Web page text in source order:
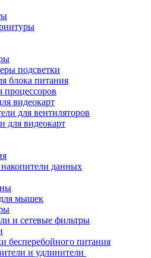
подсветки
блока питания
процессоров
видеокарт
для вентиляторов
для видеокарт
данных
мышек
и сетевые фильтры
бесперебойного питания
и удлинители